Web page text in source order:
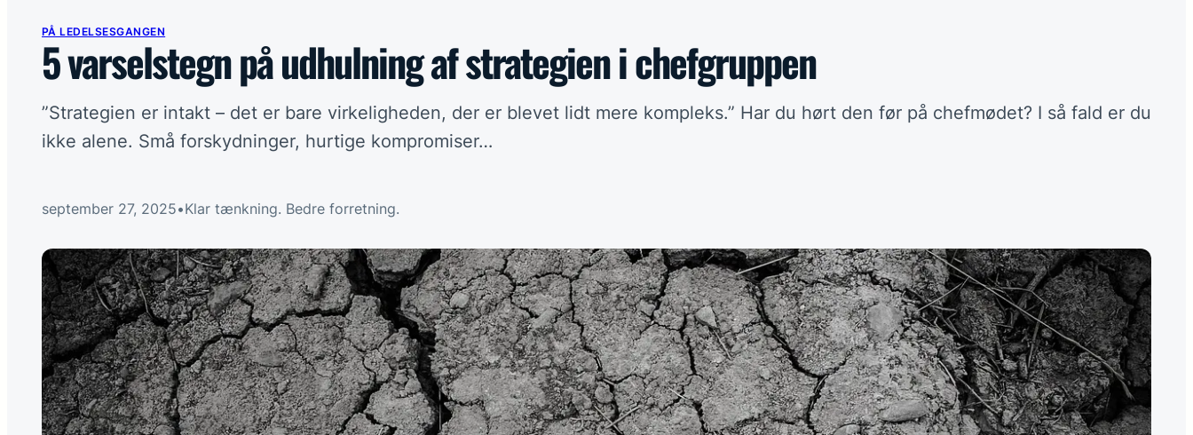
PÅ LEDELSESGANGEN
5 varselstegn på udhulning af strategien i chefgruppen
”Strategien er intakt – det er bare virkeligheden, der er blevet lidt mere kompleks.” Har du hørt den før på chefmødet? I så fald er du
ikke alene. Små forskydninger, hurtige kompromiser…
september 27, 2025•Klar tænkning. Bedre forretning.